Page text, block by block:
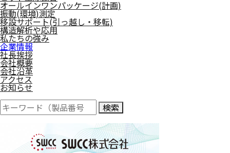
オールインワンパッケージ(計画)
振動(環境)測定
移設サポート(引っ越し・移転)
構造解析や応用
私たちの強み
企業情報
社長挨拶
会社概要
会社沿革
アクセス
お知らせ
検索